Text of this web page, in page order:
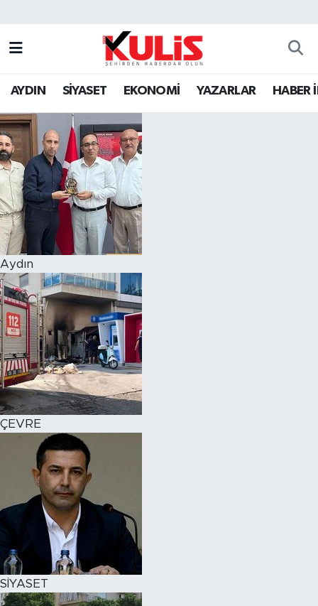
AYDIN SİYASET EKONOMİ YAZARLAR HABER
Aydın
ÇEVRE
SİYASET